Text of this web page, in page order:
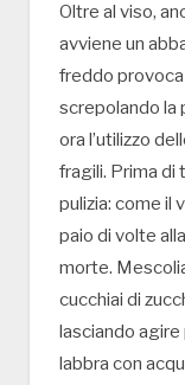
Oltre al viso,
avviene un
freddo
screpolando la
ora l’utilizzo
fragili. Prima di
pulizia: come il
paio di volte
morte.
cucchiai di
lasciando
labbra con